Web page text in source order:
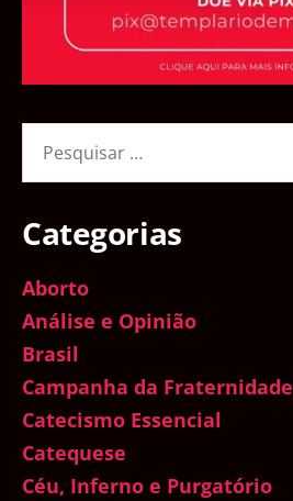
por:
Categorias
Aborto
Análise e Opinião
Brasil
Campanha da Fraternidade
Catecismo Essencial
Catequese
Céu, Inferno e Purgatório